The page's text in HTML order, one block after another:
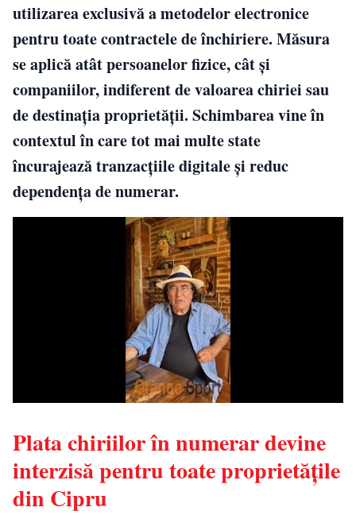
utilizarea exclusivă a metodelor electronice
pentru toate contractele de închiriere. Măsura
se aplică atât persoanelor fizice, cât și
companiilor, indiferent de valoarea chiriei sau
de destinația proprietății. Schimbarea vine în
contextul în care tot mai multe state
încurajează tranzacțiile digitale și reduc
dependența de numerar.
Plata chiriilor în numerar devine
interzisă pentru toate proprietățile
din Cipru